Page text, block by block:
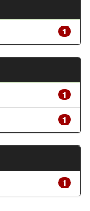
1
1
1
1